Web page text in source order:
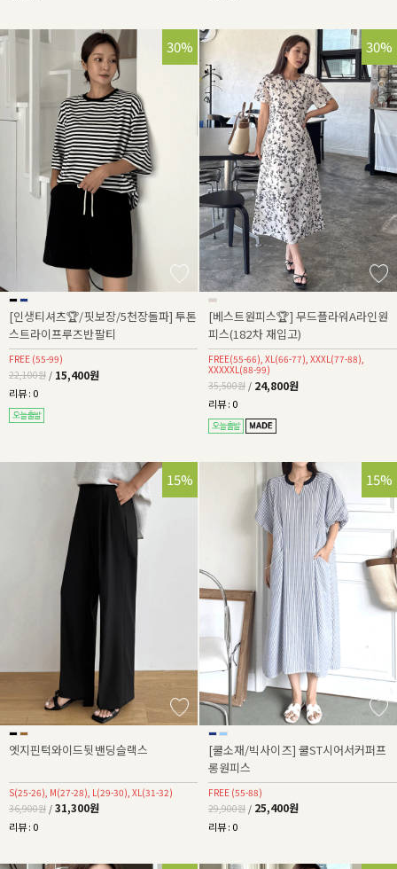
30%
[인생티셔츠🏆/핏보장/5천장돌파] 투톤
스트라이프루즈반팔티
FREE (55-99)
22,100원 / 15,400원
리뷰 : 0
30%
[베스트원피스🏆] 무드플라워A라인원
피스(182차 재입고)
FREE(55-66), XL(66-77), XXXL(77-88),
XXXXXL(88-99)
35,500원 / 24,800원
리뷰 : 0
15%
엣지핀턱와이드뒷밴딩슬랙스
S(25-26), M(27-28), L(29-30), XL(31-32)
36,900원 / 31,300원
리뷰 : 0
15%
[쿨소재/빅사이즈] 쿨ST시어서커퍼프
롱원피스
FREE (55-88)
29,900원 / 25,400원
리뷰 : 0